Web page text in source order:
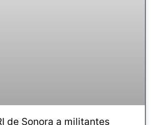
de Sonora a militantes